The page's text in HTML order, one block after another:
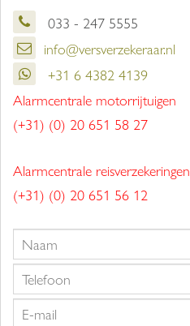
033 - 247 5555
info@versverzekeraar.nl
+31 6 4382 4139
Alarmcentrale motorrijtuigen
(+31) (0) 20 651 58 27
Alarmcentrale reisverzekeringen
(+31) (0) 20 651 56 12